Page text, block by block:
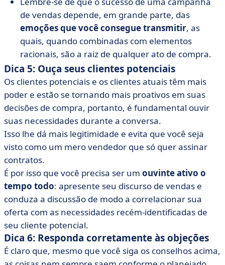
de vendas depende, em grande parte, das
emoções que você consegue transmitir, as
quais, quando combinadas com elementos
racionais, são a raiz de qualquer ato de compra.
Dica 5: Ouça seus clientes potenciais
Os clientes potenciais e os clientes atuais têm mais
poder e estão se tornando mais proativos em suas
decisões de compra, portanto, é fundamental ouvir
suas necessidades durante a conversa.
Isso lhe dá mais legitimidade e evita que você seja
visto como um mero vendedor que só quer assinar
contratos.
É por isso que você precisa ser um ouvinte ativo o
tempo todo: apresente seu discurso de vendas e
conduza a discussão de modo a correlacionar sua
oferta com as necessidades recém-identificadas de
seu cliente potencial.
Dica 6: Responda corretamente às objeções
É claro que, mesmo que você siga os conselhos acima,